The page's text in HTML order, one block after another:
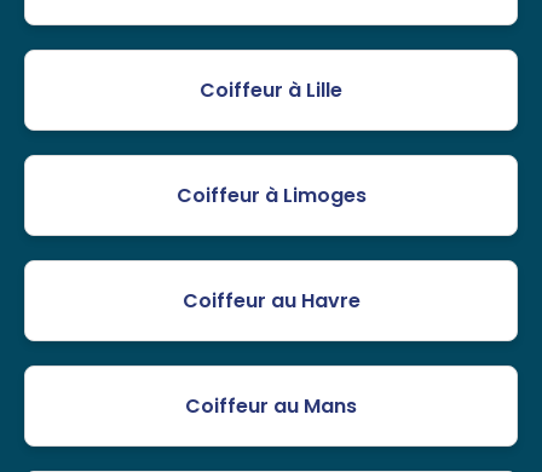
Coiffeur à Lille
Coiffeur à Limoges
Coiffeur au Havre
Coiffeur au Mans